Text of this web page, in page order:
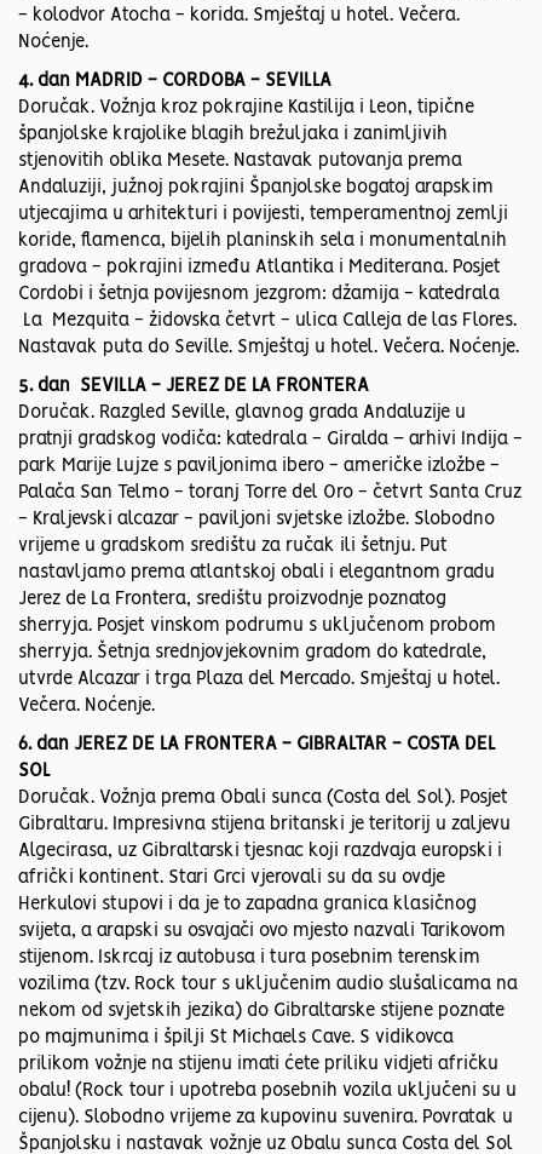
- kolodvor Atocha - korida. Smještaj u hotel. Večera.
Noćenje.
4. dan MADRID - CORDOBA - SEVILLA
Doručak. Vožnja kroz pokrajine Kastilija i Leon, tipične
španjolske krajolike blagih brežuljaka i zanimljivih
stjenovitih oblika Mesete. Nastavak putovanja prema
Andaluziji, južnoj pokrajini Španjolske bogatoj arapskim
utjecajima u arhitekturi i povijesti, temperamentnoj zemlji
koride, flamenca, bijelih planinskih sela i monumentalnih
gradova - pokrajini između Atlantika i Mediterana. Posjet
Cordobi i šetnja povijesnom jezgrom: džamija - katedrala
La Mezquita - židovska četvrt - ulica Calleja de las Flores.
Nastavak puta do Seville. Smještaj u hotel. Večera. Noćenje.
5. dan SEVILLA - JEREZ DE LA FRONTERA
Doručak. Razgled Seville, glavnog grada Andaluzije u
pratnji gradskog vodiča: katedrala - Giralda – arhivi Indija -
park Marije Lujze s paviljonima ibero - američke izložbe -
Palača San Telmo - toranj Torre del Oro - četvrt Santa Cruz
- Kraljevski alcazar - paviljoni svjetske izložbe. Slobodno
vrijeme u gradskom središtu za ručak ili šetnju. Put
nastavljamo prema atlantskoj obali i elegantnom gradu
Jerez de La Frontera, središtu proizvodnje poznatog
sherryja. Posjet vinskom podrumu s uključenom probom
sherryja. Šetnja srednjovjekovnim gradom do katedrale,
utvrde Alcazar i trga Plaza del Mercado. Smještaj u hotel.
Večera. Noćenje.
6. dan JEREZ DE LA FRONTERA - GIBRALTAR - COSTA DEL
SOL
Doručak. Vožnja prema Obali sunca (Costa del Sol). Posjet
Gibraltaru. Impresivna stijena britanski je teritorij u zaljevu
Algecirasa, uz Gibraltarski tjesnac koji razdvaja europski i
afrički kontinent. Stari Grci vjerovali su da su ovdje
Herkulovi stupovi i da je to zapadna granica klasičnog
svijeta, a arapski su osvajači ovo mjesto nazvali Tarikovom
stijenom. Iskrcaj iz autobusa i tura posebnim terenskim
vozilima (tzv. Rock tour s uključenim audio slušalicama na
nekom od svjetskih jezika) do Gibraltarske stijene poznate
po majmunima i špilji St Michaels Cave. S vidikovca
prilikom vožnje na stijenu imati ćete priliku vidjeti afričku
obalu! (Rock tour i upotreba posebnih vozila uključeni su u
cijenu). Slobodno vrijeme za kupovinu suvenira. Povratak u
Španjolsku i nastavak vožnje uz Obalu sunca Costa del Sol